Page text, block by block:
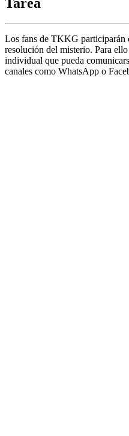
Los fans de TKKG participarán
resolución del misterio. Para
individual que pueda
canales como WhatsApp o